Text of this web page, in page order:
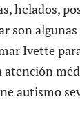
helados,
son
Ivette
autismo